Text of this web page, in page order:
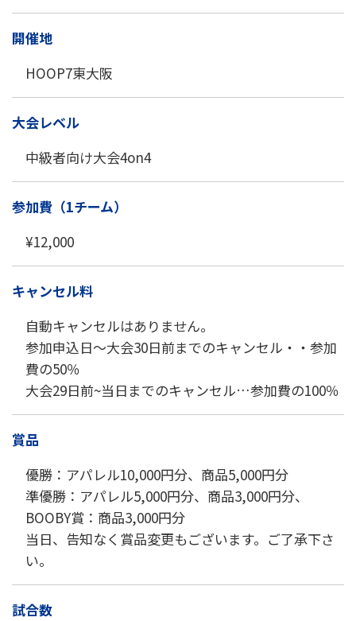
開催地
HOOP7東大阪
大会レベル
中級者向け大会4on4
参加費（1チーム）
¥12,000
キャンセル料
自動キャンセルはありません。
参加申込日～大会30日前までのキャンセル・・参加
費の50％
大会29日前~当日までのキャンセル…参加費の100％
賞品
優勝：アパレル10,000円分、商品5,000円分
準優勝：アパレル5,000円分、商品3,000円分、
BOOBY賞：商品3,000円分
当日、告知なく賞品変更もございます。ご了承下さ
い。
試合数